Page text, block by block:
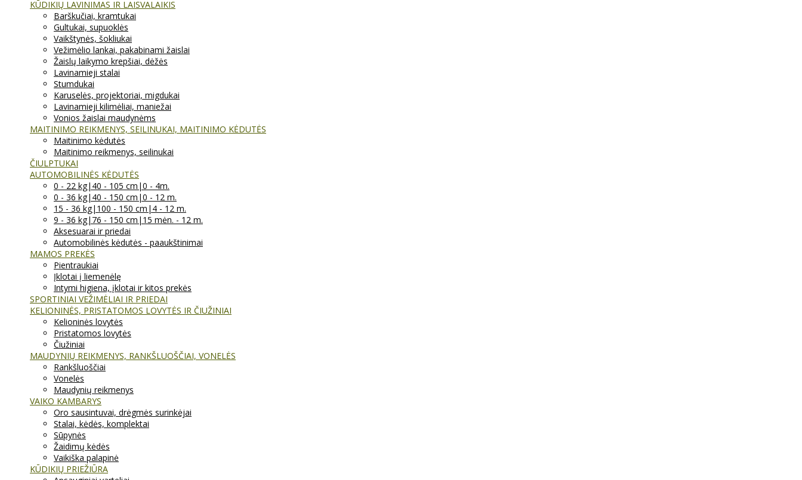
KŪDIKIŲ LAVINIMAS IR LAISVALAIKIS
Barškučiai, kramtukai
Gultukai, supuoklės
Vaikštynės, šokliukai
Vežimėlio lankai, pakabinami žaislai
Žaislų laikymo krepšiai, dėžės
Lavinamieji stalai
Stumdukai
Karuselės, projektoriai, migdukai
Lavinamieji kilimėliai, maniežai
Vonios žaislai maudynėms
MAITINIMO REIKMENYS, SEILINUKAI, MAITINIMO KĖDUTĖS
Maitinimo kėdutės
Maitinimo reikmenys, seilinukai
ČIULPTUKAI
AUTOMOBILINĖS KĖDUTĖS
0 - 22 kg|40 - 105 cm|0 - 4m.
0 - 36 kg|40 - 150 cm|0 - 12 m.
15 - 36 kg|100 - 150 cm|4 - 12 m.
9 - 36 kg|76 - 150 cm|15 mėn. - 12 m.
Aksesuarai ir priedai
Automobilinės kėdutės - paaukštinimai
MAMOS PREKĖS
Pientraukiai
Įklotai į liemenėlę
Intymi higiena, įklotai ir kitos prekės
SPORTINIAI VEŽIMĖLIAI IR PRIEDAI
KELIONINĖS, PRISTATOMOS LOVYTĖS IR ČIUŽINIAI
Kelioninės lovytės
Pristatomos lovytės
Čiužiniai
MAUDYNIŲ REIKMENYS, RANKŠLUOŠČIAI, VONELĖS
Rankšluoščiai
Vonelės
Maudynių reikmenys
VAIKO KAMBARYS
Oro sausintuvai, drėgmės surinkėjai
Stalai, kėdės, komplektai
Sūpynės
Žaidimų kėdės
Vaikiška palapinė
KŪDIKIŲ PRIEŽIŪRA